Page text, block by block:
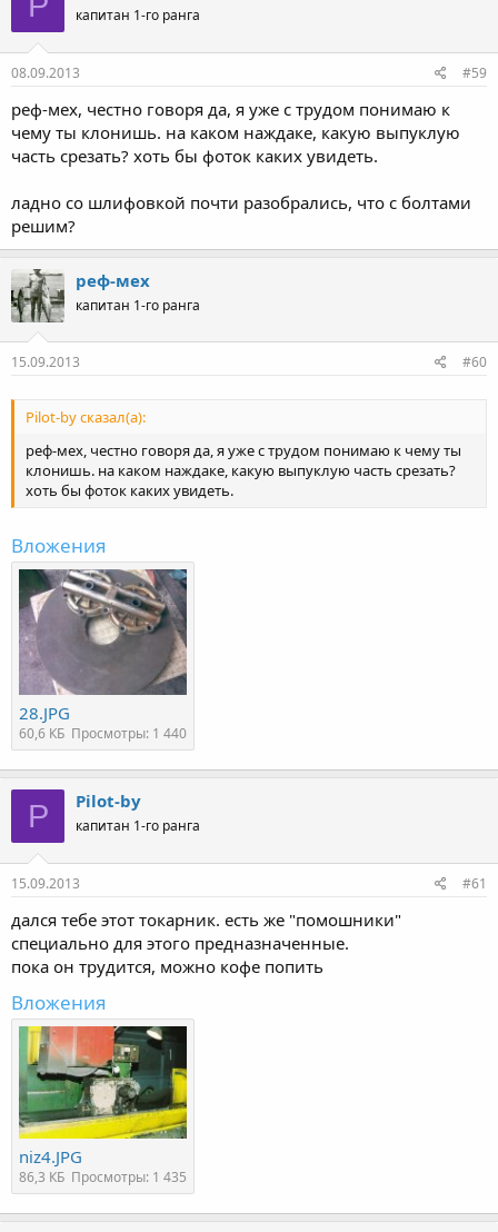
капитан 1-го ранга
08.09.2013 #59
реф-мех, честно говоря да, я уже с трудом понимаю к
чему ты клонишь. на каком наждаке, какую выпуклую
часть срезать? хоть бы фоток каких увидеть.
ладно со шлифовкой почти разобрались, что с болтами
решим?
реф-мех
капитан 1-го ранга
15.09.2013 #60
Pilot-by сказал(а):
реф-мех, честно говоря да, я уже с трудом понимаю к чему ты
клонишь. на каком наждаке, какую выпуклую часть срезать?
хоть бы фоток каких увидеть.
Вложения
28.JPG
60,6 КБ Просмотры: 1 440
P Pilot-by
капитан 1-го ранга
15.09.2013 #61
дался тебе этот токарник. есть же "помошники"
специально для этого предназначенные.
пока он трудится, можно кофе попить
Вложения
niz4.JPG
86,3 КБ Просмотры: 1 435